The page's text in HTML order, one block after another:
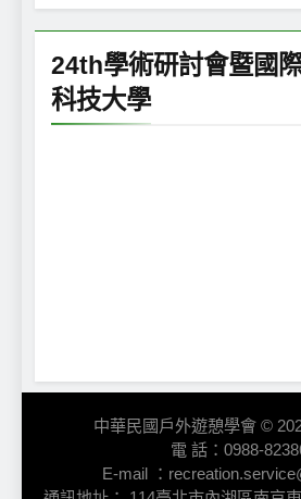
24th學術研討會暨國
科技大學
中華民國戶外遊憩學會 ©
電 話：0988-
E-mail ：